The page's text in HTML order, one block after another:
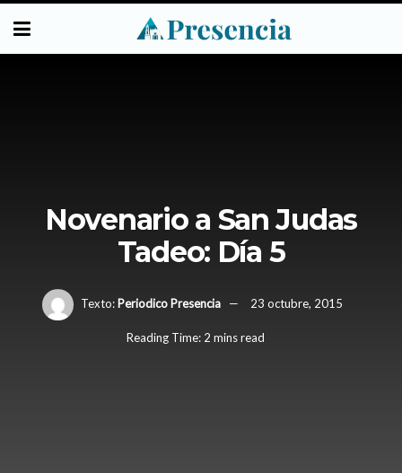
Novenario a San Judas
Tadeo: Día 5
Texto: Periodico Presencia 23 octubre, 2015
Reading Time: 2 mins read